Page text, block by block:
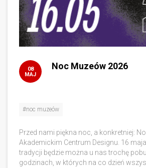
Noc Muzeów 2026
08
MAJ
#noc muzeów
Przed nami piękna noc, a konkretniej:
Akademickim Centrum Designu. 16
tradycji będzie można u nas trochę
godzinach, w których na co dzień